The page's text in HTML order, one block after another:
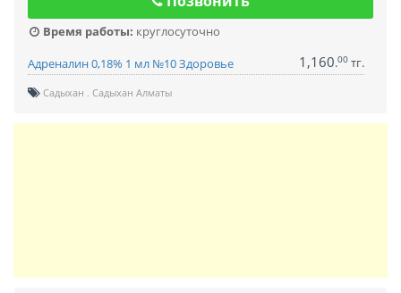
Время работы: круглосуточно
Адреналин 0,18% 1 мл №10 Здоровье
1,160.00 тг.
Садыхан Садыхан Алматы